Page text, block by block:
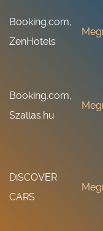
Booking.com,
ZenHotels
Booking.com,
Szallas.hu
DiSCOVER
CARS